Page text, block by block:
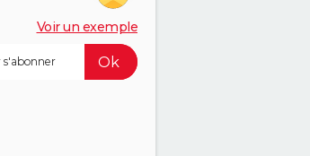
Voir un exemple